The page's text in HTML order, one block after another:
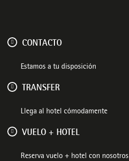
CONTACTO
Estamos a tu disposición
TRANSFER
Llega al hotel cómodamente
VUELO + HOTEL
Reserva vuelo + hotel con nosotros